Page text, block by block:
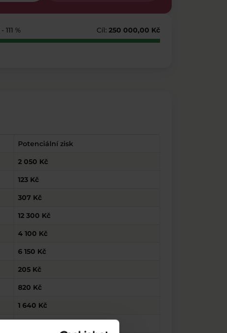
- 111 % Cíl: 250 000,00 Kč
Potenciální zisk
2 050 Kč
123 Kč
307 Kč
12 300 Kč
4 100 Kč
6 150 Kč
205 Kč
820 Kč
1 640 Kč